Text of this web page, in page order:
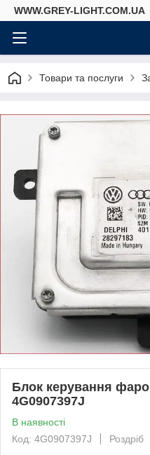
WWW.GREY-LIGHT.COM.UA
Товари та послуги
Блок керування
4G0907397J
В наявності
Код: 4G0907397J
Роздріб